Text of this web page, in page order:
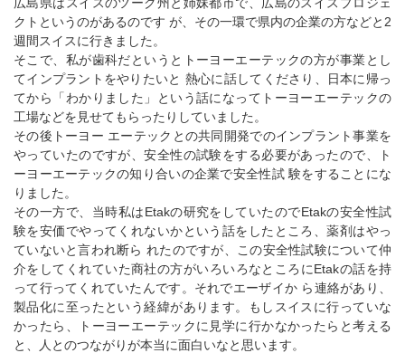
クトというのがあるのです が、その一環で県内の企業の方などと2
週間スイスに行きました。
そこで、私が歯科だというとトーヨーエーテックの方が事業とし
てインプラントをやりたいと 熱心に話してくださり、日本に帰っ
てから「わかりました」という話になってトーヨーエーテックの
工場などを見せてもらったりしていました。
その後トーヨー エーテックとの共同開発でのインプラント事業を
やっていたのですが、安全性の試験をする必要があったので、ト
ーヨーエーテックの知り合いの企業で安全性試 験をすることにな
りました。
その一方で、当時私はEtakの研究をしていたのでEtakの安全性試
験を安価でやってくれないかという話をしたところ、薬剤はやっ
ていないと言われ断ら れたのですが、この安全性試験について仲
介をしてくれていた商社の方がいろいろなところにEtakの話を持
って行ってくれていたんです。それでエーザイか ら連絡があり、
製品化に至ったという経緯があります。もしスイスに行っていな
かったら、トーヨーエーテックに見学に行かなかったらと考える
と、人とのつながりが本当に面白いなと思います。